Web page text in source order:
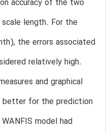
accuracy of the two
length. For the
the errors associated
relatively high.
and graphical
better for the prediction
model had